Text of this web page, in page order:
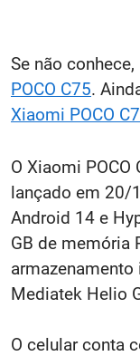
Se não
POCO C75.
Xiaomi POCO
O Xiaomi
lançado em 20/
Android 14 e
GB de memória
Mediatek Helio
O celular conta